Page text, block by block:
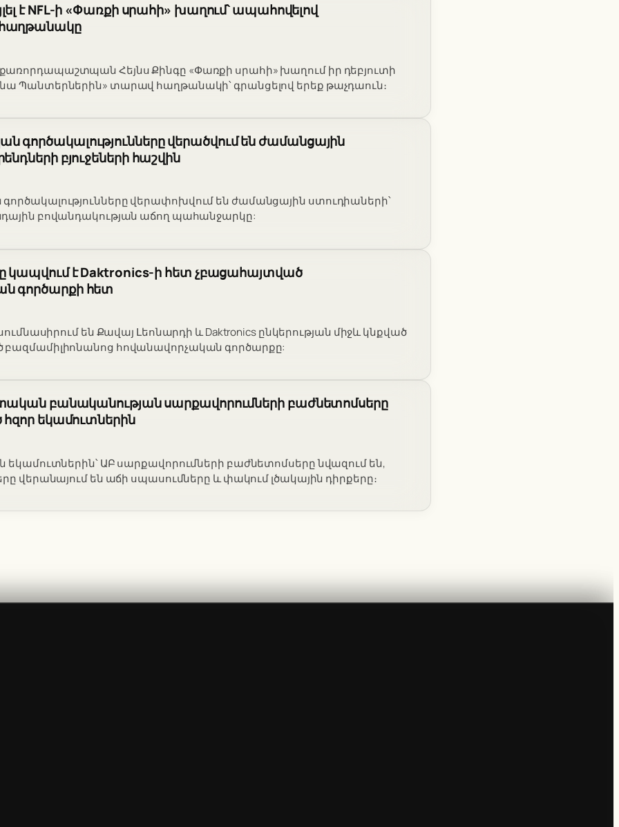
է NFL-ի «Փառքի սրահի» խաղում՝ ապահովելով
Հեյնս Քինգը «Փառքի սրահի» խաղում իր դեբյուտի
Պանտերներին» տարավ հաղթանակի՝ գրանցելով երեք թաչդաուն։
գործակալությունները վերածվում են ժամանցային
բյուջեների հաշվին
վերափոխվում են ժամանցային ստուդիաների՝
բովանդակության աճող պահանջարկը:
կապվում է Daktronics-ի հետ չբացահայտված
գործարքի հետ
են Քավայ Լեոնարդի և Daktronics ընկերության միջև կնքված
հովանավորչական գործարքը:
բանականության սարքավորումների բաժնետոմսերը
հզոր եկամուտներին
եկամուտներին՝ ԱԲ սարքավորումների բաժնետոմսերը նվազում են,
վերանայում են աճի սպասումները և փակում լծակային դիրքերը։